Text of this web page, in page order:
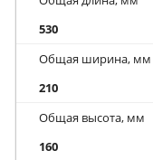
530
Общая ширина, мм
210
Общая высота, мм
160